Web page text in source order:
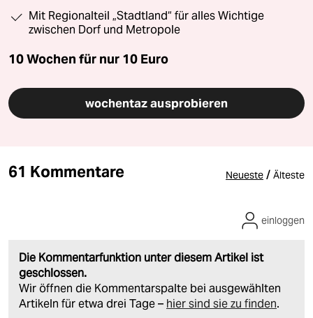
Mit Regionalteil „Stadtland“ für alles Wichtige
zwischen Dorf und Metropole
10 Wochen für nur 10 Euro
wochentaz ausprobieren
61 Kommentare Neueste / Älteste
Die Kommentarfunktion unter diesem Artikel ist
geschlossen.
Wir öffnen die Kommentarspalte bei ausgewählten
Artikeln für etwa drei Tage – hier sind sie zu finden.
einloggen